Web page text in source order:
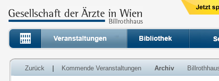
Zurück Kommende Veranstaltungen Archiv